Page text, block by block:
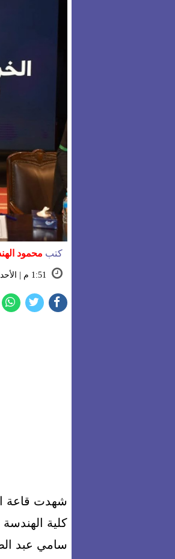
كتب محمود
1:51 م | الأحد 15 ديسمبر 2024
شهدت قاعة
سامي عبد